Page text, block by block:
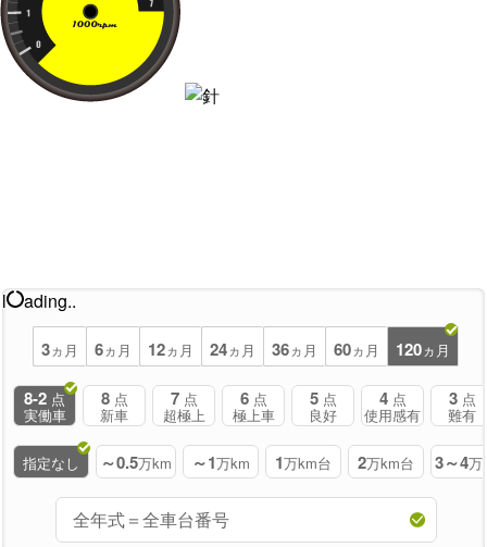
l ading..
3ヵ月 6ヵ月 12ヵ月 24ヵ月 36ヵ月 60ヵ月 120ヵ月
8-2 点
実働車
8 点
新車
7 点
超極上
6 点
極上車
5 点
良好
4 点
使用感有
3 点
難有
指定なし ～0.5万km ～1万km 1万km台 2万km台 3～4万